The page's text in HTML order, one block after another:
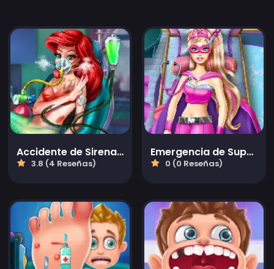
Accidente de Sirena Princesa ER
3.8 (4 Reseñas)
Emergencia de Super Muñeca
0 (0 Reseñas)